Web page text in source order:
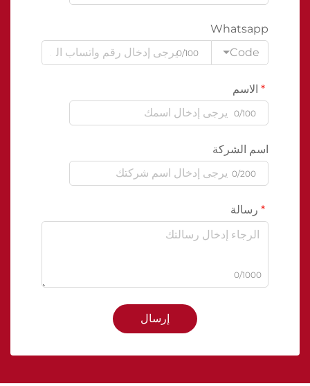
Whatsapp
Code
0/100
الاسم
0/100
اسم الشركة
0/200
رسالة
0/1000
إرسال